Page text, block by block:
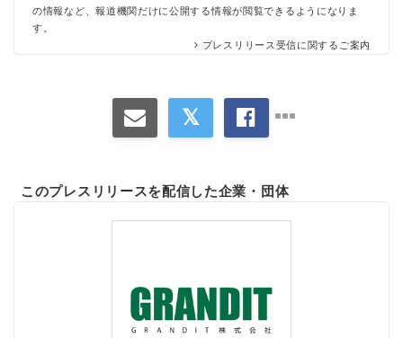
の情報など、報道機関だけに公開する情報が閲覧できるようになりま
す。
プレスリリース受信に関するご案内
このプレスリリースを配信した企業・団体